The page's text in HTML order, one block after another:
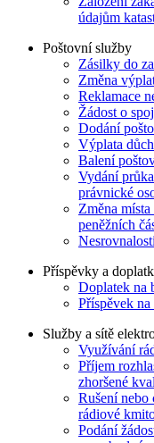
údajům
Poštovní služby
Zásilky do
Změna
Reklamace
Žádost o
Dodání
Výplata
Balení
Vydání
právnické
Změna
peněžních
Příspěvky a
Doplatek na
Příspěvek
Služby a sítě
Využívání
Příjem
zhoršené
Rušení
rádiové
Podání